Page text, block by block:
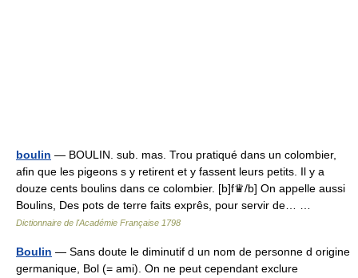
boulin — BOULIN. sub. mas. Trou pratiqué dans un colombier,
afin que les pigeons s y retirent et y fassent leurs petits. Il y a
douze cents boulins dans ce colombier. [b]f♛/b] On appelle aussi
Boulins, Des pots de terre faits exprês, pour servir de… …
Dictionnaire de l'Académie Française 1798
Boulin — Sans doute le diminutif d un nom de personne d origine
germanique, Bol (= ami). On ne peut cependant exclure